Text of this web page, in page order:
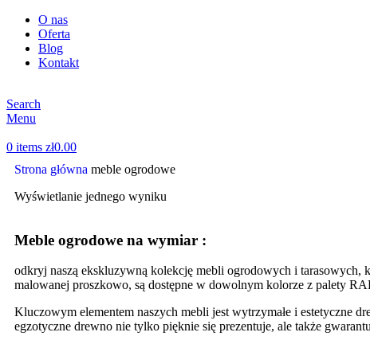
O nas
Oferta
Blog
Kontakt
Search
Menu
0 items zł0.00
Strona główna meble ogrodowe
Wyświetlanie jednego wyniku
Meble ogrodowe na wymiar :
odkryj naszą ekskluzywną kolekcję mebli ogrodowych i tarasowych,
malowanej proszkowo, są dostępne w dowolnym kolorze z palety
Kluczowym elementem naszych mebli jest wytrzymałe i estetyczne
egzotyczne drewno nie tylko pięknie się prezentuje, ale także